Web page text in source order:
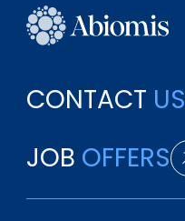
CONTACT US
JOB OFFERS